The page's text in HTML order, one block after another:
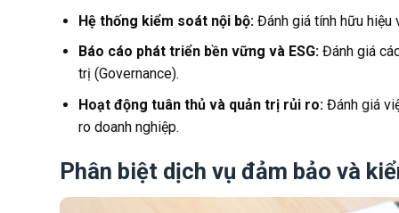
Hệ thống kiểm soát nội bộ:Đánh giá tính hữu hiệu
Báo cáo phát triển bền vững và ESG:Đánh giá
trị (Governance).
Hoạt động tuân thủ và quản trị rủi ro:Đánh giá
ro doanh nghiệp.
Phân biệt dịch vụ đảm bảo và